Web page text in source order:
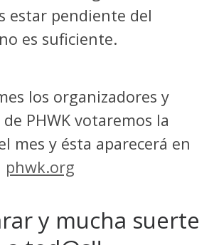
estar pendiente del
es suficiente.
los organizadores y
PHWK votaremos la
mes y ésta aparecerá en
phwk.org
y mucha suerte